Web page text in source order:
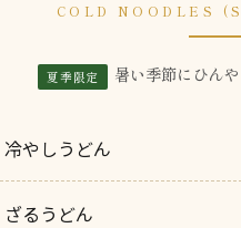
COLD NOODLES
夏季限定 暑い季節にひん
冷やしうどん
ざるうどん